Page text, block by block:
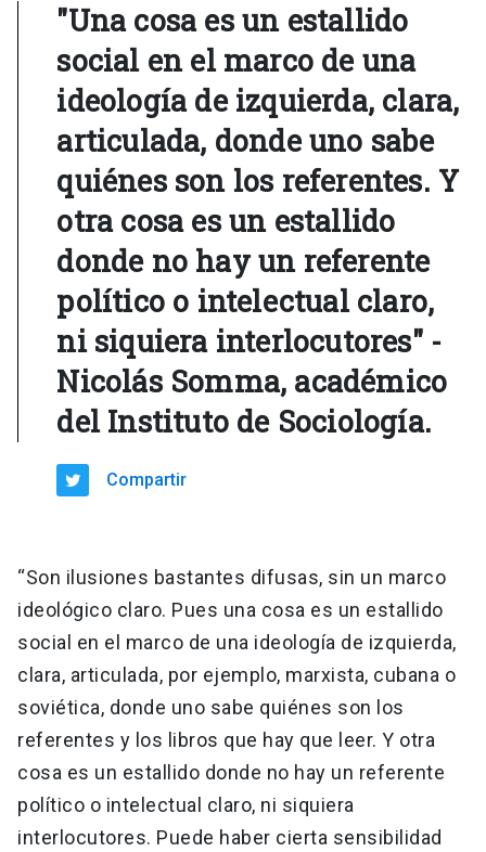
"Una cosa es un estallido
social en el marco de una
ideología de izquierda, clara,
articulada, donde uno sabe
quiénes son los referentes. Y
otra cosa es un estallido
donde no hay un referente
político o intelectual claro,
ni siquiera interlocutores" -
Nicolás Somma, académico
del Instituto de Sociología.
Compartir
“Son ilusiones bastantes difusas, sin un marco
ideológico claro. Pues una cosa es un estallido
social en el marco de una ideología de izquierda,
clara, articulada, por ejemplo, marxista, cubana o
soviética, donde uno sabe quiénes son los
referentes y los libros que hay que leer. Y otra
cosa es un estallido donde no hay un referente
político o intelectual claro, ni siquiera
interlocutores. Puede haber cierta sensibilidad